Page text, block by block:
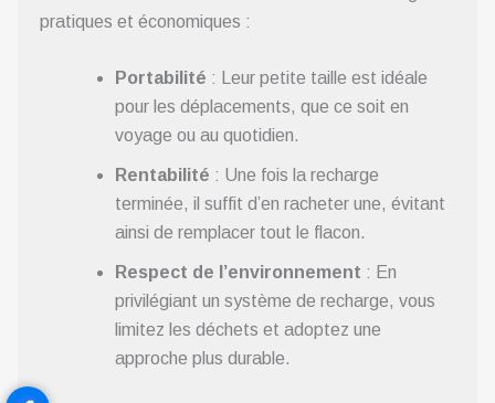
pratiques et économiques :
Portabilité : Leur petite taille est idéale
pour les déplacements, que ce soit en
voyage ou au quotidien.
Rentabilité : Une fois la recharge
terminée, il suffit d’en racheter une, évitant
ainsi de remplacer tout le flacon.
Respect de l’environnement : En
privilégiant un système de recharge, vous
limitez les déchets et adoptez une
approche plus durable.